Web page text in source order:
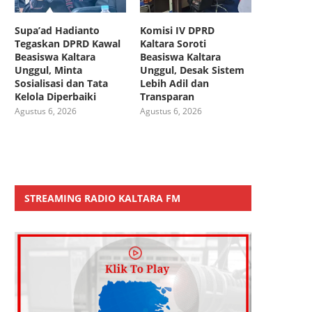
Supa’ad Hadianto
Tegaskan DPRD Kawal
Beasiswa Kaltara
Unggul, Minta
Sosialisasi dan Tata
Kelola Diperbaiki
Agustus 6, 2026
Komisi IV DPRD
Kaltara Soroti
Beasiswa Kaltara
Unggul, Desak Sistem
Lebih Adil dan
Transparan
Agustus 6, 2026
STREAMING RADIO KALTARA FM